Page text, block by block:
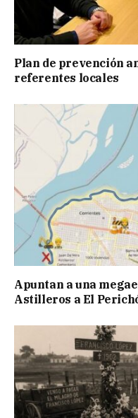
Plan de prevención
referentes locales
Apuntan a una
Astilleros a El